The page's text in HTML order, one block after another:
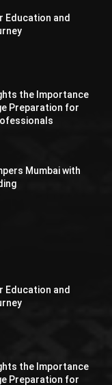
Education and
the Importance
Preparation for
Mumbai with
Education and
the Importance
Preparation for